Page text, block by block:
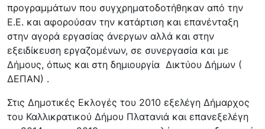
προγραμμάτων που συγχρηματοδοτήθηκαν από την
Ε.Ε. και αφορούσαν την κατάρτιση και επανένταξη
στην αγορά εργασίας άνεργων αλλά και στην
εξειδίκευση εργαζομένων, σε συνεργασία και με
Δήμους, όπως και στη δημιουργία Δικτύου Δήμων (
ΔΕΠΑΝ) .
Στις Δημοτικές Εκλογές του 2010 εξελέγη Δήμαρχος
του Καλλικρατικού Δήμου Πλατανιά και επανεξελέγη